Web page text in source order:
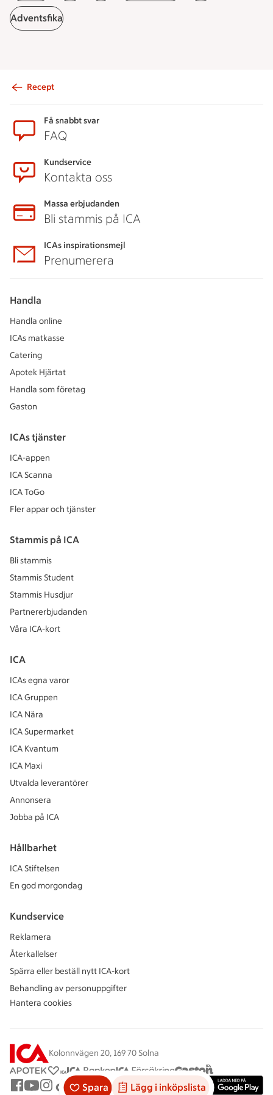
Spara Lägg i inköpslista
Adventsfika
Recept
Få snabbt svar
FAQ
Kundservice
Kontakta oss
Massa erbjudanden
Bli stammis på ICA
ICAs inspirationsmejl
Prenumerera
Handla
Handla online
ICAs matkasse
Catering
Apotek Hjärtat
Handla som företag
Gaston
ICAs tjänster
ICA-appen
ICA Scanna
ICA ToGo
Fler appar och tjänster
Stammis på ICA
Bli stammis
Stammis Student
Stammis Husdjur
Partnererbjudanden
Våra ICA-kort
ICA
ICAs egna varor
ICA Gruppen
ICA Nära
ICA Supermarket
ICA Kvantum
ICA Maxi
Utvalda leverantörer
Annonsera
Jobba på ICA
Hållbarhet
ICA Stiftelsen
En god morgondag
Kundservice
Reklamera
Återkallelser
Spärra eller beställ nytt ICA-kort
Behandling av personuppgifter
Hantera cookies
Kolonnvägen 20, 169 70 Solna